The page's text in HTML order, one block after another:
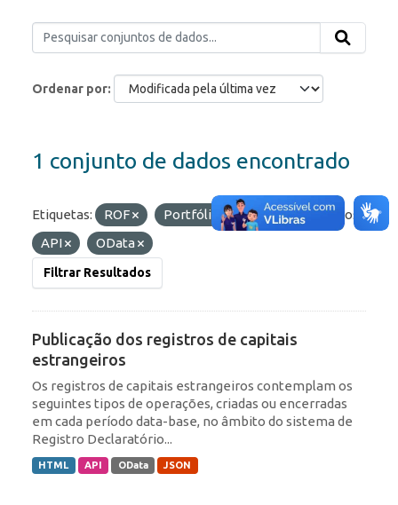
Ordenar por
1 conjunto de dados encontrado
Etiquetas: ROF Portfólio IED
Formatos:
API
OData
Filtrar Resultados
Publicação dos registros de capitais
estrangeiros
Os registros de capitais estrangeiros contemplam os
seguintes tipos de operações, criadas ou encerradas
em cada período data-base, no âmbito do sistema de
Registro Declaratório...
HTML API OData JSON